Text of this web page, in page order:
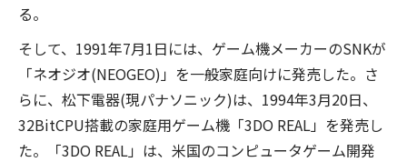
る。
そして、1991年7月1日には、ゲーム機メーカーのSNKが
「ネオジオ(NEOGEO)」を一般家庭向けに発売した。さ
らに、松下電器(現パナソニック)は、1994年3月20日、
32BitCPU搭載の家庭用ゲーム機「3DO REAL」を発売し
た。「3DO REAL」は、米国のコンピュータゲーム開発